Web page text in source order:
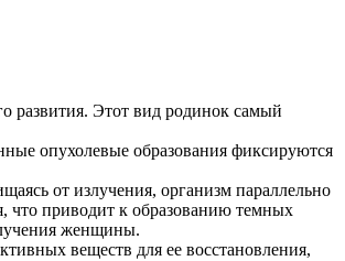
развития. Этот вид родинок самый
опухолевые образования фиксируются
от излучения, организм параллельно
что приводит к образованию темных
женщины.
веществ для ее восстановления,